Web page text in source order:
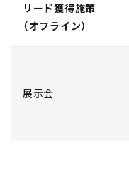
リード獲得施策
（オフライン）
展示会